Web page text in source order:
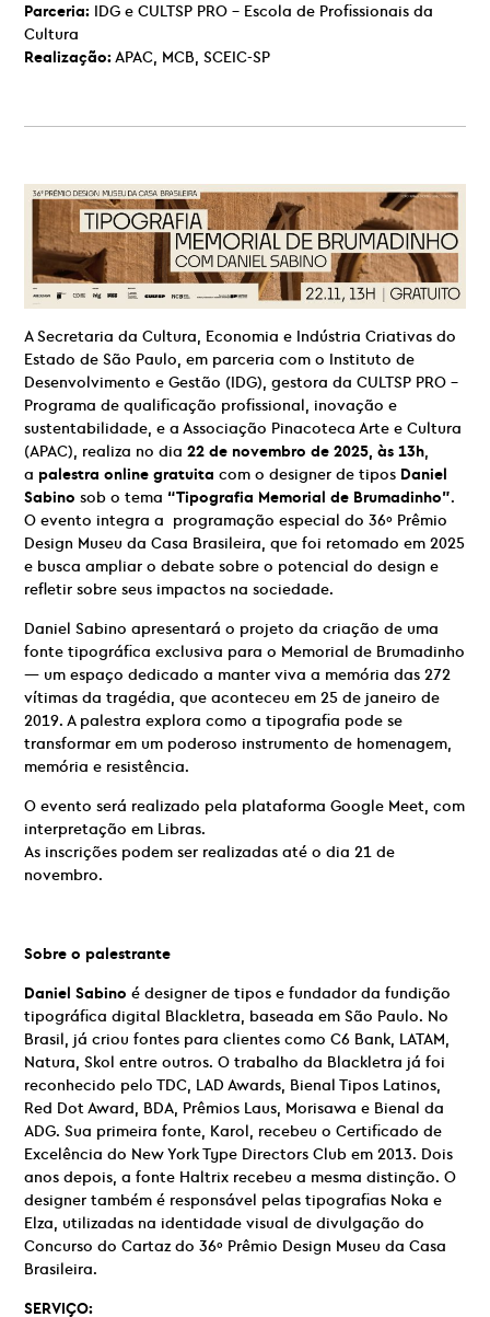
Parceria: IDG e CULTSP PRO – Escola de Profissionais da
Cultura
Realização:APAC, MCB, SCEIC-SP
A Secretaria da Cultura, Economia e Indústria Criativas do
Estado de São Paulo, em parceria com o Instituto de
Desenvolvimento e Gestão (IDG), gestora da CULTSP PRO –
Programa de qualificação profissional, inovação e
sustentabilidade, e a Associação Pinacoteca Arte e Cultura
(APAC), realiza no dia 22 de novembro de 2025, às 13h,
a palestra online gratuita com o designer de tipos Daniel
Sabino sob o tema “Tipografia Memorial de Brumadinho”.
O evento integra a programação especial do 36º Prêmio
Design Museu da Casa Brasileira, que foi retomado em 2025
e busca ampliar o debate sobre o potencial do design e
refletir sobre seus impactos na sociedade.
Daniel Sabino apresentará o projeto da criação de uma
fonte tipográfica exclusiva para o Memorial de Brumadinho
— um espaço dedicado a manter viva a memória das 272
vítimas da tragédia, que aconteceu em 25 de janeiro de
2019. A palestra explora como a tipografia pode se
transformar em um poderoso instrumento de homenagem,
memória e resistência.
O evento será realizado pela plataforma Google Meet, com
interpretação em Libras.
As inscrições podem ser realizadas até o dia 21 de
novembro.
Sobre o palestrante
Daniel Sabino é designer de tipos e fundador da fundição
tipográfica digital Blackletra, baseada em São Paulo. No
Brasil, já criou fontes para clientes como C6 Bank, LATAM,
Natura, Skol entre outros. O trabalho da Blackletra já foi
reconhecido pelo TDC, LAD Awards, Bienal Tipos Latinos,
Red Dot Award, BDA, Prêmios Laus, Morisawa e Bienal da
ADG. Sua primeira fonte, Karol, recebeu o Certificado de
Excelência do New York Type Directors Club em 2013. Dois
anos depois, a fonte Haltrix recebeu a mesma distinção. O
designer também é responsável pelas tipografias Noka e
Elza, utilizadas na identidade visual de divulgação do
Concurso do Cartaz do 36º Prêmio Design Museu da Casa
Brasileira.
SERVIÇO: